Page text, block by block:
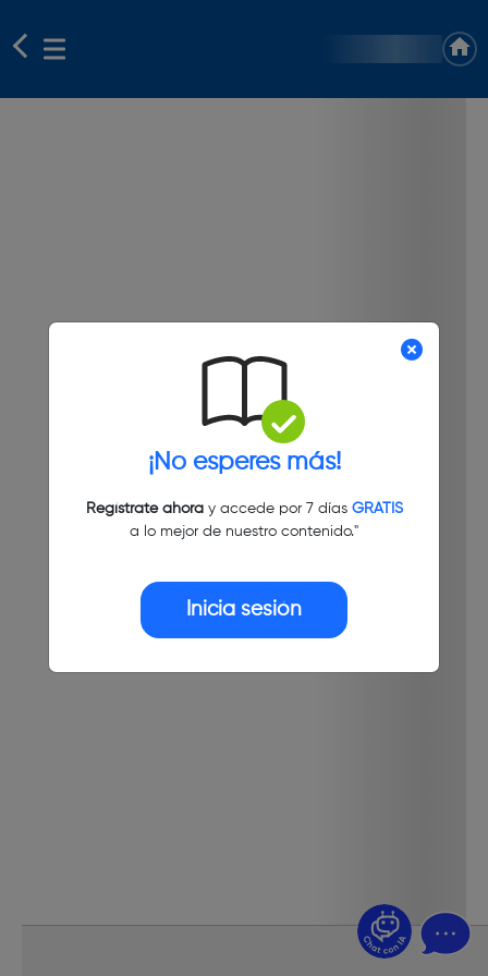
¡No esperes más!
Regístrate ahoray accede por 7 días GRATIS
a lo mejor de nuestro contenido."
Inicia sesión